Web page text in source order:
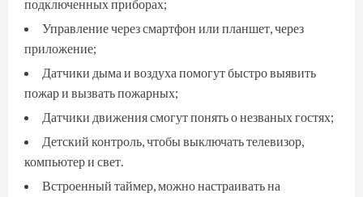
подключенных приборах;
Управление через смартфон или планшет, через
приложение;
Датчики дыма и воздуха помогут быстро выявить
пожар и вызвать пожарных;
Датчики движения смогут понять о незваных гостях;
Детский контроль, чтобы выключать телевизор,
компьютер и свет.
Встроенный таймер, можно настраивать на